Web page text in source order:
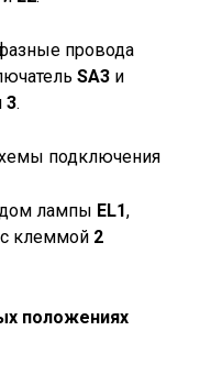
провода
SA3 и
3.
лампы EL1,
клеммой 2
положениях